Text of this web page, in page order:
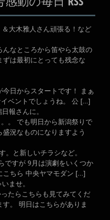
大木雅人さん頑張る！など
なところから笛やら太鼓の
は最初にとっても残念な
日からスタートです！ まぁ
ベントでしょうね。 公 […]
報さんに。
。 でも明日から新潟祭りで
況なものになりますよう
。と新しいチラシなど。
ですが 9月は演劇をいくつか
こちら 中央ヤマモダン […]
ませ。
たらこちらも見てみてくだ
。 明日はこちらがありま